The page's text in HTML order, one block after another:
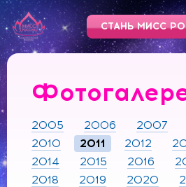
СТАНЬ МИСС
2005 2006 2007
2010
2011 2012
2014
2015 2016
2018
2019 2020